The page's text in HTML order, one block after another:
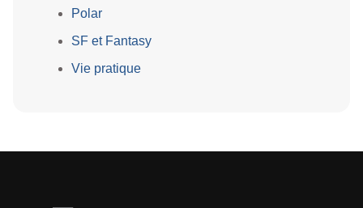
Polar
SF et Fantasy
Vie pratique